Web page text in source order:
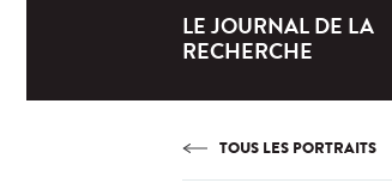
LE JOURNAL DE LA
RECHERCHE
TOUS LES PORTRAITS